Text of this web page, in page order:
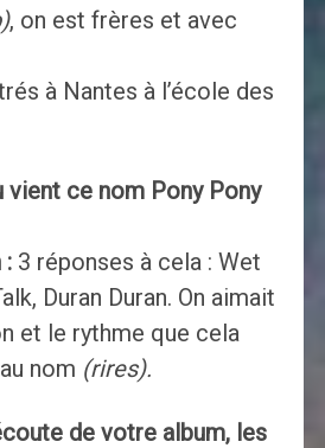
, on est frères et avec
à Nantes à l’école des
vient ce nom Pony Pony
:3 réponses à cela : Wet
Duran Duran. On aimait
et le rythme que cela
nom (rires).
de votre album, les